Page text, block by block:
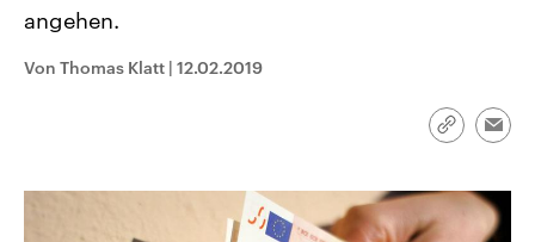
Umfragen, Prognosen,
und Hintergründe zu den Parteien
und Kandidaten der anstehenden
Sendungen Programm
angehen.
Von Thomas Klatt | 12.02.2019
Link